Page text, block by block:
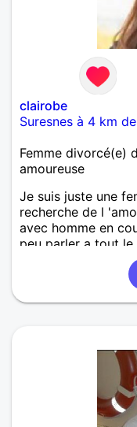
clairobe
Suresnes à 4 km
Femme divorcé(e)
amoureuse
Je suis juste une
recherche de l
avec homme en
peu parler a tout
essentiellement